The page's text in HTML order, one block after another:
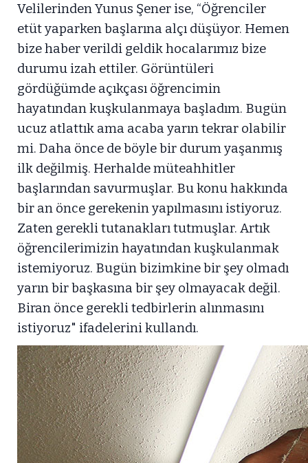
Velilerinden Yunus Şener ise, “Öğrenciler
etüt yaparken başlarına alçı düşüyor. Hemen
bize haber verildi geldik hocalarımız bize
durumu izah ettiler. Görüntüleri
gördüğümde açıkçası öğrencimin
hayatından kuşkulanmaya başladım. Bugün
ucuz atlattık ama acaba yarın tekrar olabilir
mi. Daha önce de böyle bir durum yaşanmış
ilk değilmiş. Herhalde müteahhitler
başlarından savurmuşlar. Bu konu hakkında
bir an önce gerekenin yapılmasını istiyoruz.
Zaten gerekli tutanakları tutmuşlar. Artık
öğrencilerimizin hayatından kuşkulanmak
istemiyoruz. Bugün bizimkine bir şey olmadı
yarın bir başkasına bir şey olmayacak değil.
Biran önce gerekli tedbirlerin alınmasını
istiyoruz" ifadelerini kullandı.